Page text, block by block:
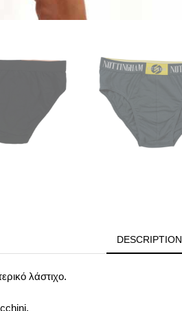
DESCRIPTION
λάστιχο.